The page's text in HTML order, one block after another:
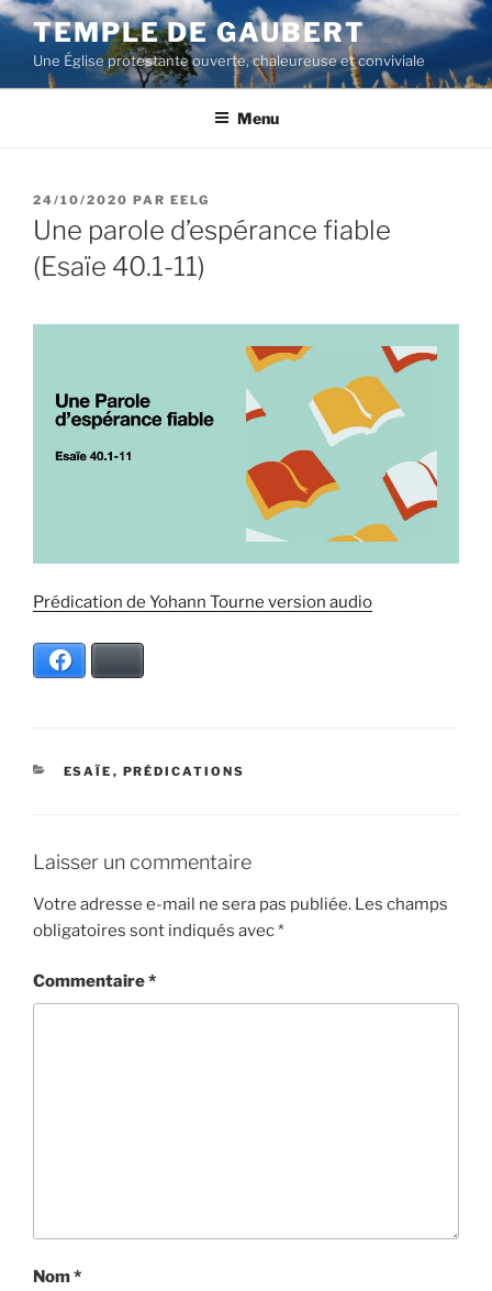
Aller
contenu
principal
TEMPLE DE GAUBERT
Une Église protestante ouverte, chaleureuse et conviviale
Menu
PUBLIÉ
LE
24/10/2020 PAR EELG
Une parole d’espérance fiable
(Esaïe 40.1-11)
Prédication de Yohann Tourne version audio
CATÉGORIES
ESAÏE , PRÉDICATIONS
Laisser un commentaire
Votre adresse e-mail ne sera pas publiée. Les champs
obligatoires sont indiqués avec*
Commentaire*
Nom*